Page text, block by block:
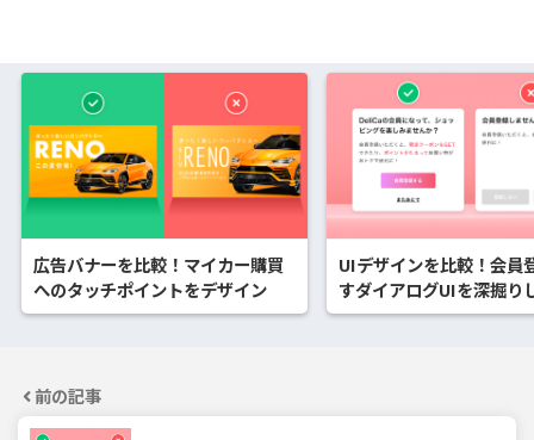
広告バナーを比較！マイカー購買
へのタッチポイントをデザイン
UIデザインを比較！会員
すダイアログUIを深掘り
前の記事